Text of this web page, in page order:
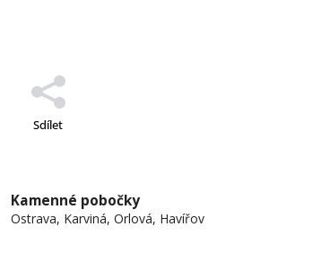
Sdílet
Kamenné pobočky
Ostrava, Karviná, Orlová, Havířov